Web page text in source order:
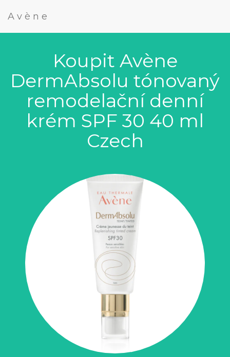
Avène
Koupit Avène
DermAbsolu tónovaný
remodelační denní
krém SPF 30 40 ml
Czech